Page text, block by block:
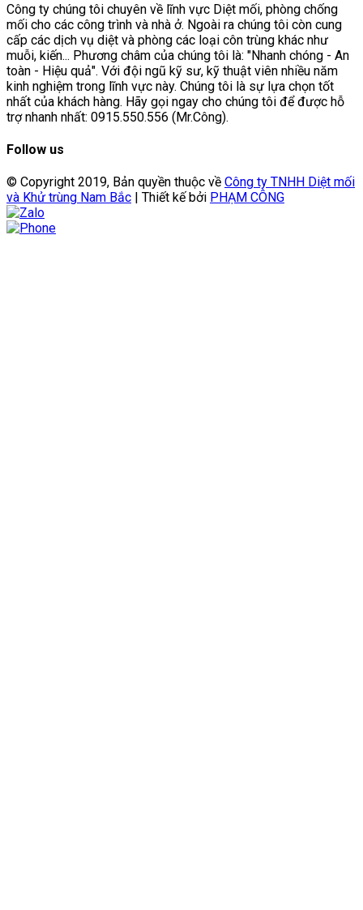
Công ty chúng tôi chuyên về lĩnh vực Diệt mối, phòng chống
mối cho các công trình và nhà ở. Ngoài ra chúng tôi còn cung
cấp các dịch vụ diệt và phòng các loại côn trùng khác như
muỗi, kiến... Phương châm của chúng tôi là: "Nhanh chóng - An
toàn - Hiệu quả". Với đội ngũ kỹ sư, kỹ thuật viên nhiều năm
kinh nghiệm trong lĩnh vực này. Chúng tôi là sự lựa chọn tốt
nhất của khách hàng. Hãy gọi ngay cho chúng tôi để được hỗ
trợ nhanh nhất: 0915.550.556 (Mr.Công).
Follow us
© Copyright 2019, Bản quyền thuộc về Công ty TNHH Diệt mối
và Khử trùng Nam Bắc | Thiết kế bởi PHẠM CÔNG